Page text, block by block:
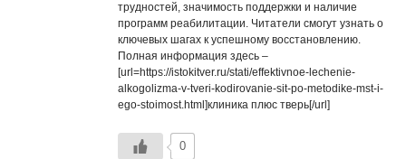
трудностей, значимость поддержки и наличие
программ реабилитации. Читатели смогут узнать о
ключевых шагах к успешному восстановлению.
Полная информация здесь –
[url=https://istokitver.ru/stati/effektivnoe-lechenie-
alkogolizma-v-tveri-kodirovanie-sit-po-metodike-mst-i-
ego-stoimost.html]клиника плюс тверь[/url]
0